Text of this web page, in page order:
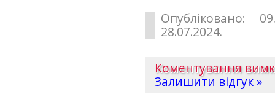
Опубліковано:
28.07.2024.
Коментування
Залишити відгук »